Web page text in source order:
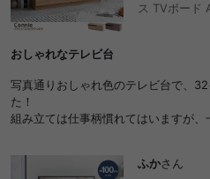
ス TVボード
おしゃれなテレビ台
写真通りおしゃれ色のテレビ台で、
た！
組み立ては仕事柄慣れてはいますが、
ふかさん